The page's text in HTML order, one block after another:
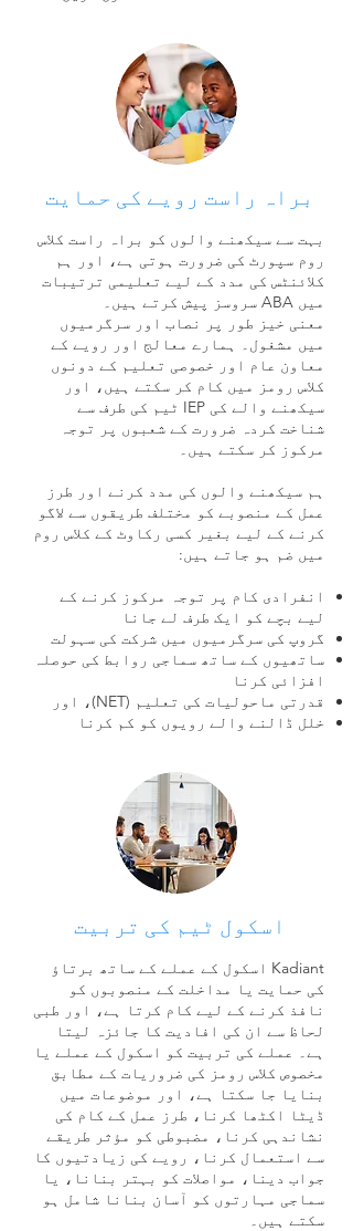
براہ راست رویے کی حمایت
بہت سے سیکھنے والوں کو براہ راست کلاس
روم سپورٹ کی ضرورت ہوتی ہے، اور ہم
کلائنٹس کی مدد کے لیے تعلیمی ترتیبات
میں ABA سروسز پیش کرتے ہیں۔
معنی خیز طور پر نصاب اور سرگرمیوں
میں مشغول۔ ہمارے معالج اور رویے کے
معاون عام اور خصوصی تعلیم کے دونوں
کلاس رومز میں کام کر سکتے ہیں، اور
سیکھنے والے کی IEP ٹیم کی طرف سے
شناخت کردہ ضرورت کے شعبوں پر توجہ
مرکوز کر سکتے ہیں۔
ہم سیکھنے والوں کی مدد کرنے اور طرز
عمل کے منصوبے کو مختلف طریقوں سے لاگو
کرنے کے لیے بغیر کسی رکاوٹ کے کلاس روم
میں ضم ہو جاتے ہیں:
انفرادی کام پر توجہ مرکوز کرنے کے
لیے بچے کو ایک طرف لے جانا
گروپ کی سرگرمیوں میں شرکت کی سہولت
ساتھیوں کے ساتھ سماجی روابط کی حوصلہ
افزائی کرنا
قدرتی ماحولیات کی تعلیم (NET)، اور
خلل ڈالنے والے رویوں کو کم کرنا
اسکول ٹیم کی تربیت
Kadiant اسکول کے عملے کے ساتھ برتاؤ
کی حمایت یا مداخلت کے منصوبوں کو
نافذ کرنے کے لیے کام کرتا ہے، اور طبی
لحاظ سے ان کی افادیت کا جائزہ لیتا
ہے۔ عملے کی تربیت کو اسکول کے عملے یا
مخصوص کلاس رومز کی ضروریات کے مطابق
بنایا جا سکتا ہے، اور موضوعات میں
ڈیٹا اکٹھا کرنا، طرز عمل کے کام کی
نشاندہی کرنا، مضبوطی کو مؤثر طریقے
سے استعمال کرنا، رویے کی زیادتیوں کا
جواب دینا، مواصلات کو بہتر بنانا، یا
سماجی مہارتوں کو آسان بنانا شامل ہو
سکتے ہیں۔